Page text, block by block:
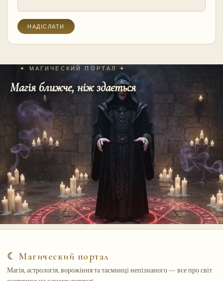
✦ МАГИЧЕСКИЙ ПОРТАЛ ✦
Магія ближче, ніж здається
☾ Магический портал
Магія, астрологія, ворожіння та таємниці непізнаного — все про світ